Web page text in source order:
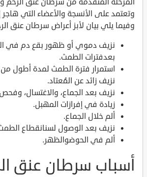
وتعتمد على الأنسجة والأعضاء التي هاجر
وفيما يلي بيان لأبز أعراض سرطان عنق
نزيف دموي أو ظهور بقع دم في
بعدفترات الطمث.
استمرار فترة الطمث لمدة أطول من
نزيف زائد عن المُعتاد.
نزيف بعد الجماع، والاغتسال،
زيادة في إفرازات المهبل.
ألم خلال الجماع.
نزيف بعد الوصول لسنانقطاع
ألم في الحوضوالظهر.
أسباب سرطان عنق